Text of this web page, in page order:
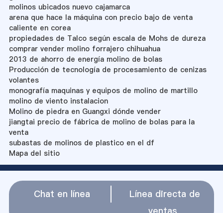
molinos ubicados nuevo cajamarca
arena que hace la máquina con precio bajo de venta
caliente en corea
propiedades de Talco según escala de Mohs de dureza
comprar vender molino forrajero chihuahua
2013 de ahorro de energía molino de bolas
Producción de tecnología de procesamiento de cenizas
volantes
monografía maquinas y equipos de molino de martillo
molino de viento instalacion
Molino de piedra en Guangxi dónde vender
jiangtai precio de fábrica de molino de bolas para la
venta
subastas de molinos de plastico en el df
Mapa del sitio
Chat en línea
Línea directa de